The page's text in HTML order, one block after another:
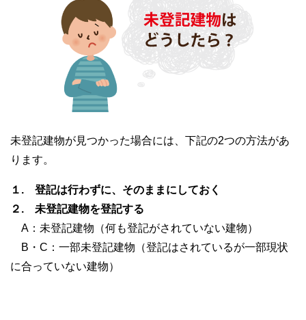
未登記建物が見つかった場合には、下記の2つの方法があ
ります。
１. 登記は行わずに、そのままにしておく
２. 未登記建物を登記する
A：未登記建物（何も登記がされていない建物）
B・C：一部未登記建物（登記はされているが一部現状
に合っていない建物）